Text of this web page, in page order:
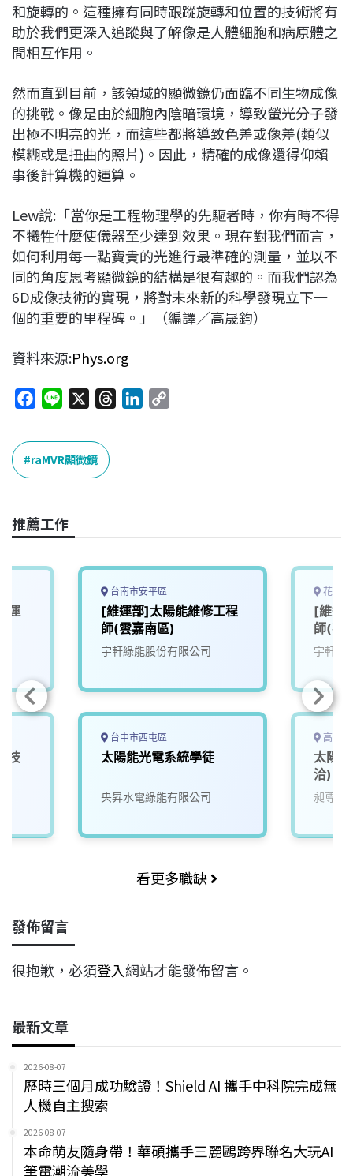
和旋轉的。這種擁有同時跟蹤旋轉和位置的技術將有
助於我們更深入追蹤與了解像是人體細胞和病原體之
間相互作用。
然而直到目前，該領域的顯微鏡仍面臨不同生物成像
的挑戰。像是由於細胞內陰暗環境，導致螢光分子發
出極不明亮的光，而這些都將導致色差或像差(類似
模糊或是扭曲的照片)。因此，精確的成像還得仰賴
事後計算機的運算。
Lew說:「當你是工程物理學的先驅者時，你有時不得
不犧牲什麼使儀器至少達到效果。現在對我們而言，
如何利用每一點寶貴的光進行最準確的測量，並以不
同的角度思考顯微鏡的結構是很有趣的。而我們認為
6D成像技術的實現，將對未來新的科學發現立下一
個的重要的里程碑。」（編譯／高晟鈞）
資料來源:Phys.org
c
e
b
o
k
n
e
n
k
raMVR顯微鏡
推薦工作
運
技
台南市安平區
[維運部]太陽能維修工程
師(雲嘉南區)
宇軒綠能股份有限公司
台中市西屯區
太陽能光電系統學徒
央昇水電綠能有限公司
花蓮
[維運
師(花
宇軒綠
高雄
太陽
洽)
昶尊工
看更多職缺
發佈留言
很抱歉，必須登入網站才能發佈留言。
最新文章
2026-08-07
歷時三個月成功驗證！Shield AI 攜手中科院完成無
人機自主搜索
2026-08-07
本命萌友隨身帶！華碩攜手三麗鷗跨界聯名大玩AI
筆電潮流美學